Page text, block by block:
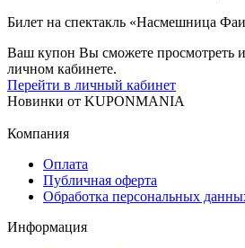
Билет на спектакль «Насмешница
Ваш купон Вы сможете просмотреть
личном кабинете.
Перейти в личный кабинет
Новинки от KUPONMANIA
Компания
Оплата
Публичная оферта
Обработка персональных
Информация